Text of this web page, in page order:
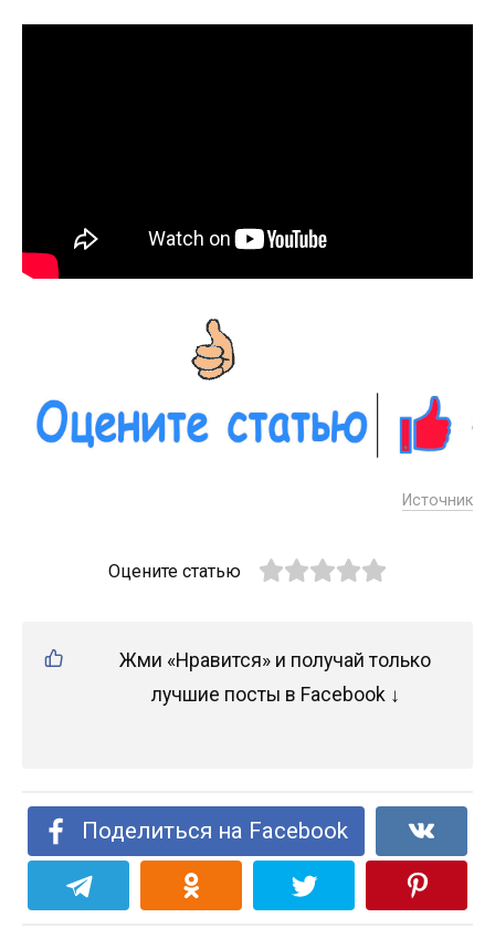
Источник
Оцените статью
Жми «Нравится» и получай только
лучшие посты в Facebook ↓
Поделиться на Facebook